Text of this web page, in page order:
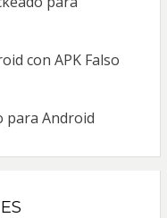
con APK Falso
para Android